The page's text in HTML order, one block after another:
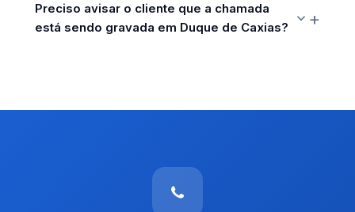
Preciso avisar o cliente que a chamada
está sendo gravada em Duque de Caxias?